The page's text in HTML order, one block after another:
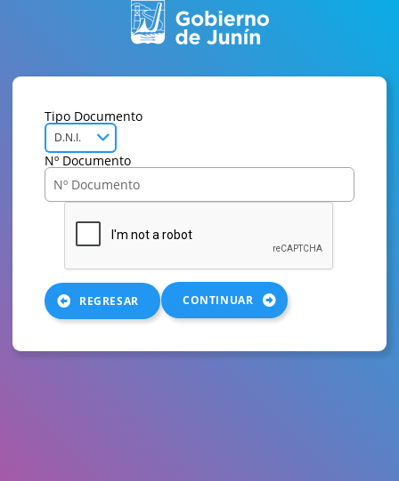
Tipo Documento
D.N.I.
Nº Documento
REGRESAR CONTINUAR